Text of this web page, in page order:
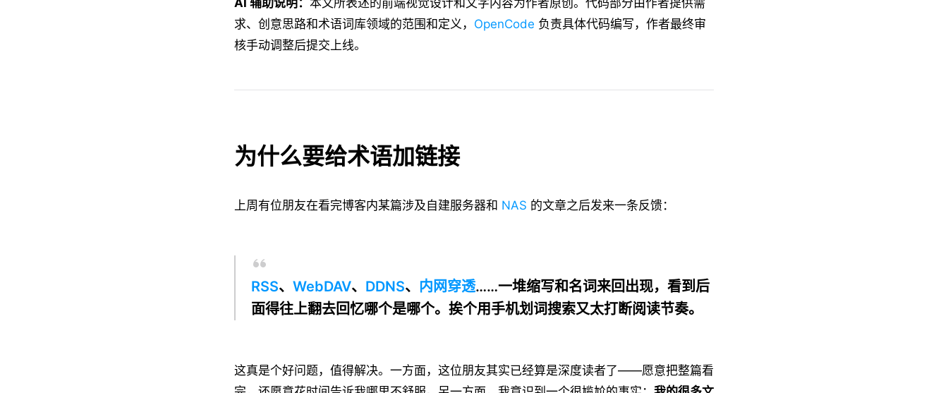
AI 辅助说明： 本文所表述的前端视觉设计和文字内容为作者原创。代码部分由作者提供需
求、创意思路和术语词库领域的范围和定义， OpenCode 负责具体代码编写，作者最终审
核手动调整后提交上线。
为什么要给术语加链接
上周有位朋友在看完博客内某篇涉及自建服务器和 NAS 的文章之后发来一条反馈：
RSS、 WebDAV、 DDNS、 内网穿透……一堆缩写和名词来回出现，看到后
面得往上翻去回忆哪个是哪个。挨个用手机划词搜索又太打断阅读节奏。
这真是个好问题，值得解决。一方面，这位朋友其实已经算是深度读者了——愿意把整篇看